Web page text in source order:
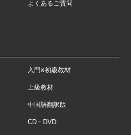
よくあるご質問
入門&初級教材
上級教材
中国語翻訳版
CD・DVD